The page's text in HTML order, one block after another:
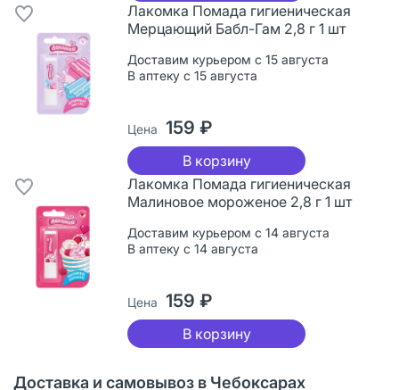
Лакомка Помада гигиеническая
Мерцающий Бабл-Гам 2,8 г 1 шт
Доставим курьером с 15 августа
В аптеку с 15 августа
Цена 159 ₽
В корзину
Лакомка Помада гигиеническая
Малиновое мороженое 2,8 г 1 шт
Доставим курьером с 14 августа
В аптеку с 14 августа
Цена 159 ₽
В корзину
Доставка и самовывоз в Чебоксарах